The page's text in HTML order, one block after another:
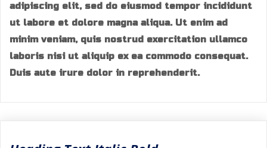
adipiscing elit, sed do eiusmod tempor incididunt
ut labore et dolore magna aliqua. Ut enim ad
minim veniam, quis nostrud exercitation ullamco
laboris nisi ut aliquip ex ea commodo consequat.
Duis aute irure dolor in reprehenderit.